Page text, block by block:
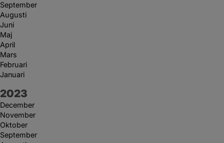
September
Augusti
Juni
Maj
April
Mars
Februari
Januari
År:
2023
December
November
Oktober
September